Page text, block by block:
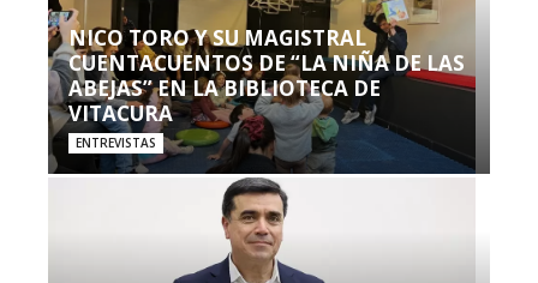
NICO TORO Y SU MAGISTRAL
CUENTACUENTOS DE “LA NIÑA DE LAS
ABEJAS” EN LA BIBLIOTECA DE
VITACURA
ENTREVISTAS